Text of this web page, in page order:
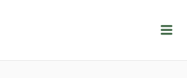
LOCURIDEMUNCACLUJ.NET